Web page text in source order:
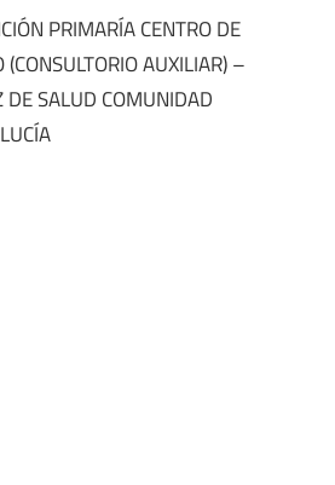
PRIMARÍA CENTRO DE
AUXILIAR) –
DE SALUD COMUNIDAD